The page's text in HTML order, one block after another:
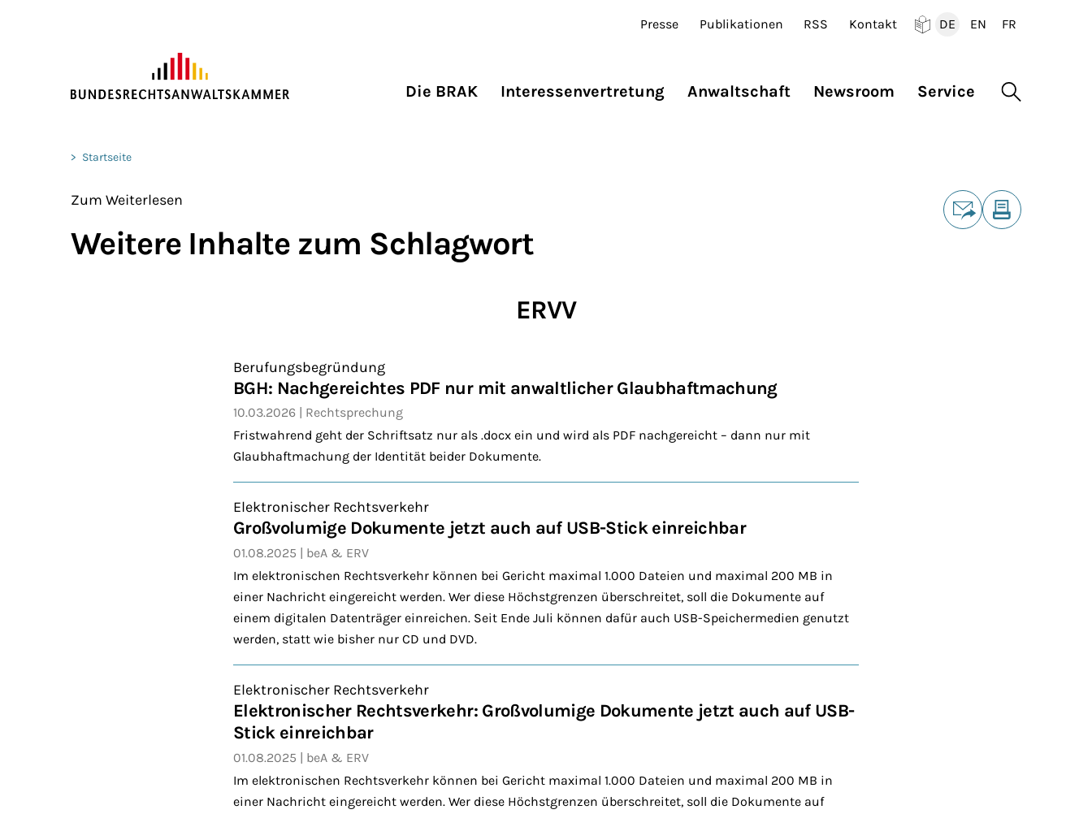
Presse Publikationen RSS Kontakt
DE
EN
FR
Die BRAK Interessenvertretung Anwaltschaft Newsroom Service Suche
Sie befinden sich hier:
> Startseite
Zum Weiterlesen
Weitere Inhalte zum Schlagwort
ERVV
Berufungsbegründung
BGH: Nachgereichtes PDF nur mit anwaltlicher Glaubhaftmachung
10.03.2026
Rechtsprechung
Fristwahrend geht der Schriftsatz nur als .docx ein und wird als PDF nachgereicht – dann nur mit
Glaubhaftmachung der Identität beider Dokumente.
Elektronischer Rechtsverkehr
Großvolumige Dokumente jetzt auch auf USB-Stick einreichbar
01.08.2025
beA & ERV
Im elektronischen Rechtsverkehr können bei Gericht maximal 1.000 Dateien und maximal 200 MB in
einer Nachricht eingereicht werden. Wer diese Höchstgrenzen überschreitet, soll die Dokumente auf
einem digitalen Datenträger einreichen. Seit Ende Juli können dafür auch USB-Speichermedien genutzt
werden, statt wie bisher nur CD und DVD.
Elektronischer Rechtsverkehr
Elektronischer Rechtsverkehr: Großvolumige Dokumente jetzt auch auf USB-
Stick einreichbar
01.08.2025
beA & ERV
Im elektronischen Rechtsverkehr können bei Gericht maximal 1.000 Dateien und maximal 200 MB in
einer Nachricht eingereicht werden. Wer diese Höchstgrenzen überschreitet, soll die Dokumente auf